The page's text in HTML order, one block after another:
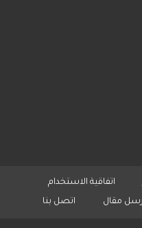
اتفاقية الاستخدام
مقال اتصل بنا